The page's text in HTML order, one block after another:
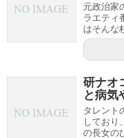
元政治家
ラエティ
はそんな
研ナオ
と病気
タレント
しており
の長女の